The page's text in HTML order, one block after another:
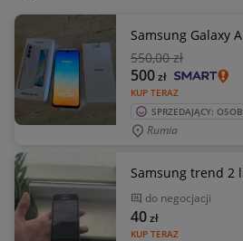
Samsung Galaxy
550,00 zł
KUP TERAZ
500zł
SPRZEDAJĄCY:
Rumia
Samsung trend 2
do negocjacji
KUP TERAZ
40zł